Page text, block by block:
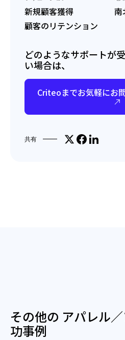
新規顧客獲得
顧客のリテンション
南
どのようなサポートが
い場合は、
Criteoまでお気軽にお
共有 Share on X
Facebookで
LinkedIn
その他の アパレル
功事例